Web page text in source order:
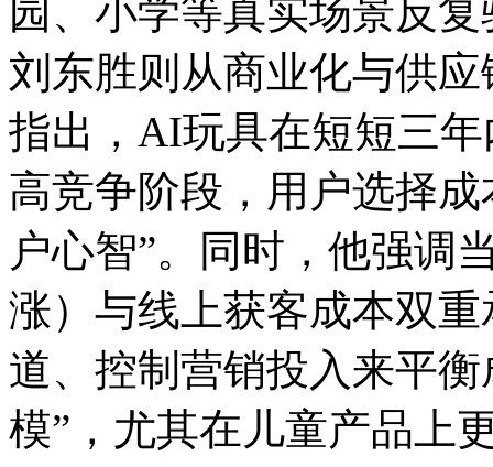
园、小学等真实场景反
刘东胜则从商业化与供
指出，AI玩具在短短三
高竞争阶段，用户选择
户心智”。同时，他强调
涨）与线上获客成本双
道、控制营销投入来平
模”，尤其在儿童产品上